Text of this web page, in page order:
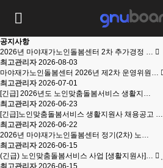
공지사항
2026년 마야재가노인돌봄센터 2차 추가경정 …
최고관리자 2026-08-03
마야재가노인돌봄센터 2026년 제2차 운영위원…
최고관리자 2026-07-01
[긴급] 2026년도 노인맞춤돌봄서비스 생활지…
최고관리자 2026-06-23
[긴급]노인맞춤돌봄서비스 생활지원사 채용공고 …
최고관리자 2026-06-22
2026년 마야재가노인돌봄센터 정기(2차) 노…
최고관리자 2026-06-15
(긴급) 노인맞춤돌봄서비스 사업 [생활지원사]…
최고관리자 2026-06-15